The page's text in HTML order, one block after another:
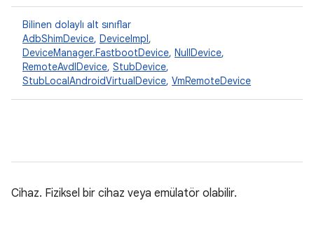
Bilinen dolaylı alt sınıflar
AdbShimDevice, DeviceImpl,
DeviceManager.FastbootDevice, NullDevice,
RemoteAvdIDevice, StubDevice,
StubLocalAndroidVirtualDevice, VmRemoteDevice
Cihaz. Fiziksel bir cihaz veya emülatör olabilir.